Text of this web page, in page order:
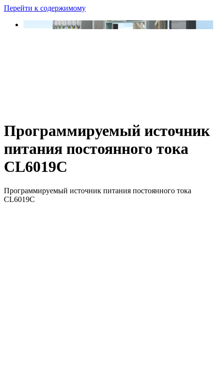
Перейти к содержимому
Программируемый источник
питания постоянного тока
CL6019C
Программируемый источник питания постоянного тока
CL6019C